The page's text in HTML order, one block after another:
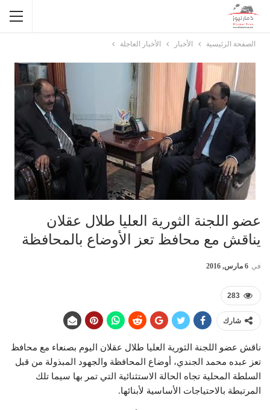
الصفحة الرئيسية الأخبار الأخبار العاجلة
عضو اللجنة الثورية العليا طلال عقلان
يناقش مع محافظ تعز الأوضاع بالمحافظة
في 6 مارس, 2016
283
شارك
ناقش عضو اللجنة الثورية العليا طلال عقلان اليوم بصنعاء مع محافظ
تعز عبده محمد الجندي، أوضاع المحافظة والجهود المبذولة من قبل
السلطة المحلية تجاه الحالة الاستثنائية التي تمر بها سيما تلك
المرتبطة بالاحتياجات الأساسية لأبنائها.